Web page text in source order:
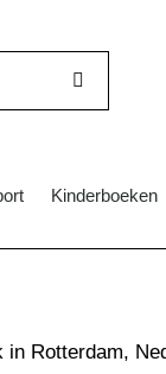
Kinderboeken
Rotterdam,